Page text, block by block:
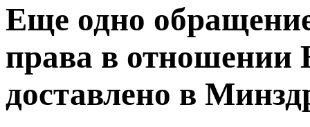
Еще одно
права в отношении
доставлено в